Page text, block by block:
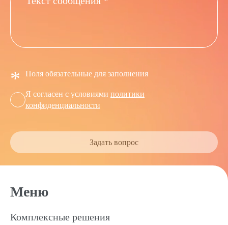
Задать вопрос
* Поля обязательные для заполнения
Я согласен с условиями политики
конфиденциальности
Меню
Комплексные решения